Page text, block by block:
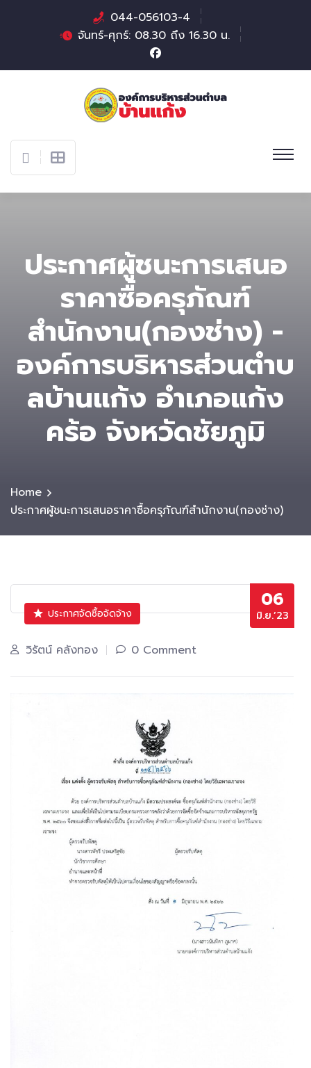
044-056103-4
จันทร์-ศุกร์: 08.30 ถึง 16.30 น.
ประกาศผู้ชนะการเสนอ
ราคาซื้อครุภัณฑ์
สำนักงาน(กองช่าง) -
องค์การบริหารส่วนตําบ
ลบ้านแก้ง อำเภอแก้ง
คร้อ จังหวัดชัยภูมิ
Home
ประกาศผู้ชนะการเสนอราคาซื้อครุภัณฑ์สำนักงาน(กองช่าง)
06
มิ.ย.’23
ประกาศจัดซื้อจัดจ้าง
วิรัตน์ คลังทอง 0 Comment